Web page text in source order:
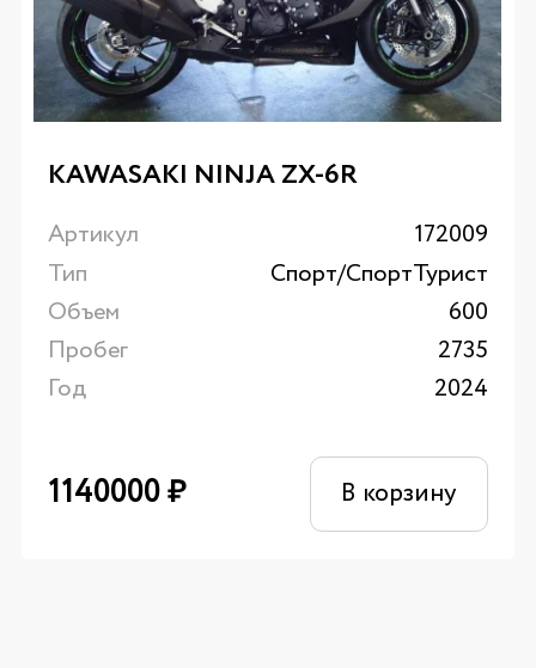
KAWASAKI NINJA ZX-6R
Артикул
172009
Тип
Спорт/CпортТурист
Объем
600
Пробег
2735
Год
2024
1140000₽ В корзину